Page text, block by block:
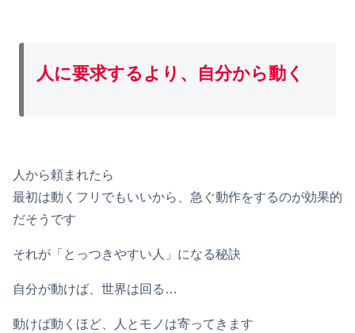
人に要求するより、自分から動く
人から頼まれたら
最初は動くフリでもいいから、急ぐ動作をするのが効果的
だそうです
それが「とっつきやすい人」になる秘訣
自分が動けば、世界は回る…
動けば動くほど、人とモノは寄ってきます